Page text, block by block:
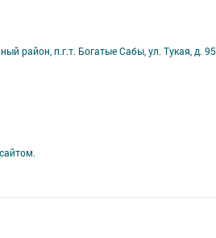
район, п.г.т. Богатые Сабы, ул. Тукая, д. 95